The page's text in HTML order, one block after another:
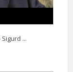
2 Hours 50 Minutes ago
...